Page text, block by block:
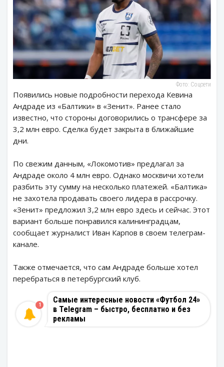
Фото: Соцсети
Появились новые подробности перехода Кевина
Андраде из «Балтики» в «Зенит». Ранее стало
известно, что стороны договорились о трансфере за
3,2 млн евро. Сделка будет закрыта в ближайшие
дни.
По свежим данным, «Локомотив» предлагал за
Андраде около 4 млн евро. Однако москвичи хотели
разбить эту сумму на несколько платежей. «Балтика»
не захотела продавать своего лидера в рассрочку.
«Зенит» предложил 3,2 млн евро здесь и сейчас. Этот
вариант больше понравился калининградцам,
сообщает журналист Иван Карпов в своем телеграм-
канале.
Также отмечается, что сам Андраде больше хотел
перебраться в петербургский клуб.
Самые интересные новости «Футбол 24»
в Telegram – быстро, бесплатно и без
рекламы
1